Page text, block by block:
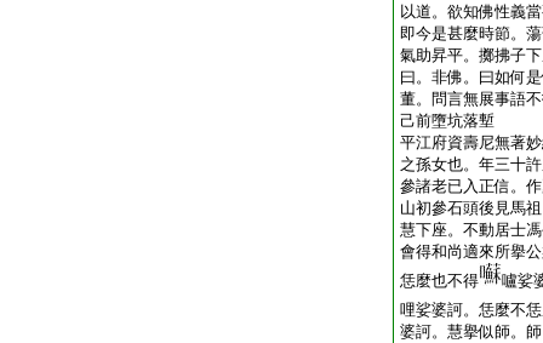
以道。欲知佛性義
即今是甚麼時節。
氣助昇平。擲拂子
曰。非佛。曰如何
董。問言無展事語
己前墮坑落塹
平江府資壽尼無著
之孫女也。年三十
參諸老已入正信。
山初參石頭後見馬
慧下座。不動居士
會得和尚適來所擧
恁麼也不得
嚧娑
哩娑婆訶。恁麼不
婆訶。慧擧似師。